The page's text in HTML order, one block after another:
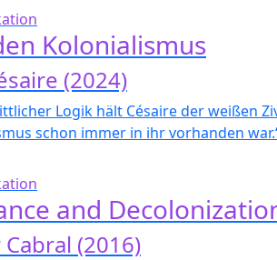
Kolonialismus
(2024)
Logik hält Césaire der weißen
schon immer in ihr vorhanden
and
(2016)